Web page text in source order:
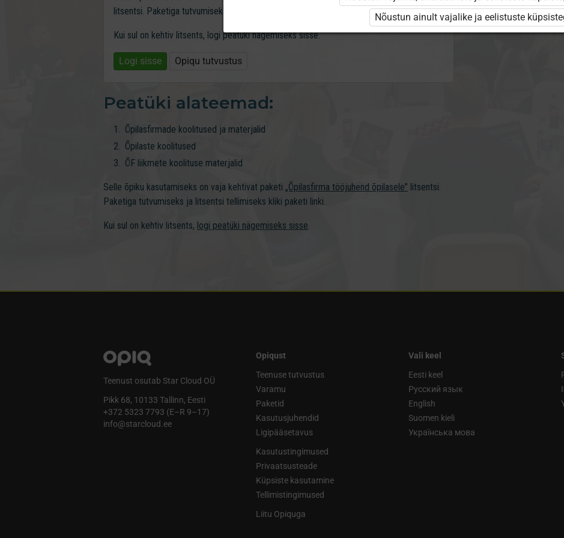
litsentsi. Paketiga tutvumiseks ja litsentsi tellimiseks kliki paketi linki.
Kui sul on kehtiv litsents, logi peatüki nägemiseks sisse.
Logi sisse Opiqu tutvustus
Peatüki alateemad:
Õpilasfirmade koolitused ja materjalid
Õpilaste koolitused
ÕF liikmete koolituse materjalid
Selle õpiku kasutamiseks on vaja kehtivat paketi „Õpilasfirma tööjuhend õpilasele” litsentsi.
Paketiga tutvumiseks ja litsentsi tellimiseks kliki paketi linki.
Kui sul on kehtiv litsents, logi peatüki nägemiseks sisse.
Teenust osutab Star Cloud OÜ
Pikk 68, 10133 Tallinn, Eesti
+372 5323 7793 (E–R 9–17)
info@starcloud.ee
Opiqust
Teenuse tutvustus
Varamu
Paketid
Kasutusjuhendid
Ligipääsetavus
Kasutustingimused
Privaatsusteade
Küpsiste kasutamine
Tellimistingimused
Liitu Opiquga
Vali keel
Eesti keel
Русский язык
English
Suomen kieli
Українська мова
Nõustun ainult vajalike ja eelistuste